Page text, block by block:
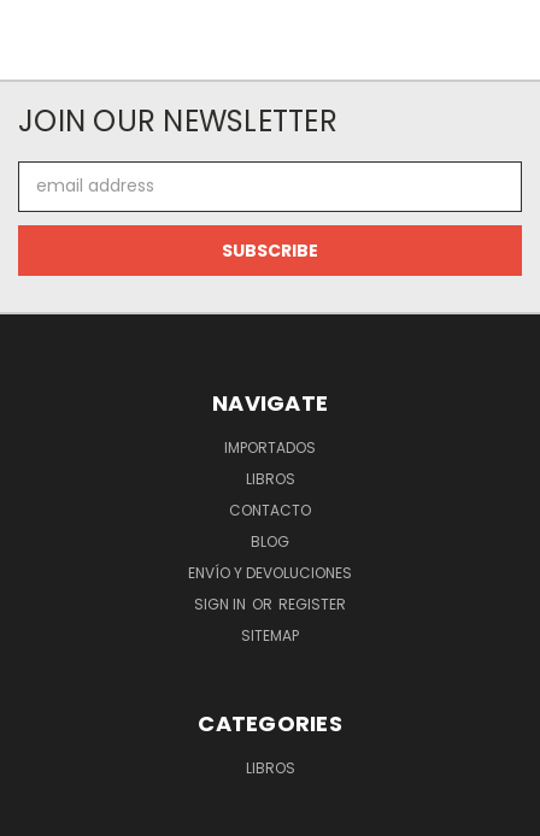
JOIN OUR NEWSLETTER
Address
NAVIGATE
IMPORTADOS
LIBROS
CONTACTO
BLOG
ENVÍO Y DEVOLUCIONES
SIGN IN OR REGISTER
SITEMAP
CATEGORIES
LIBROS